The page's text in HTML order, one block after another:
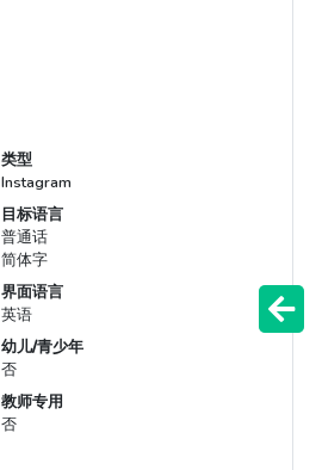
类型
Instagram
目标语言
普通话
简体字
界面语言
英语
幼儿/青少年
否
教师专用
否